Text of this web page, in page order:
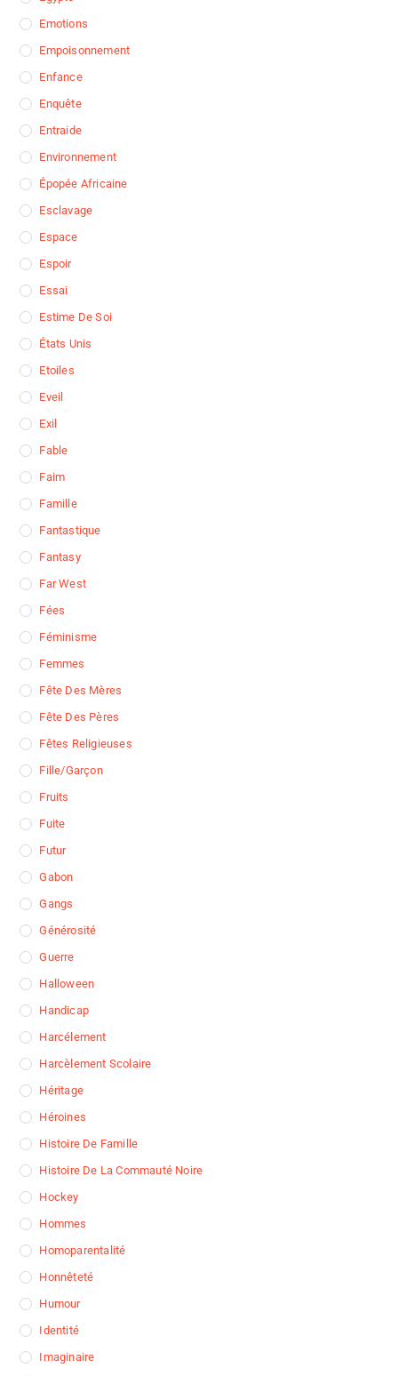
Emotions
Empoisonnement
Enfance
Enquête
Entraide
Environnement
Épopée Africaine
Esclavage
Espace
Espoir
Essai
Estime De Soi
États Unis
Etoiles
Eveil
Exil
Fable
Faim
Famille
Fantastique
Fantasy
Far West
Fées
Féminisme
Femmes
Fête Des Mères
Fête Des Pères
Fêtes Religieuses
Fille/garçon
Fruits
Fuite
Futur
Gabon
Gangs
Générosité
Guerre
Halloween
Handicap
Harcélement
Harcèlement Scolaire
Héritage
Héroines
Histoire De Famille
Histoire De La Commauté Noire
Hockey
Hommes
Homoparentalité
Honnêteté
Humour
Identité
Imaginaire